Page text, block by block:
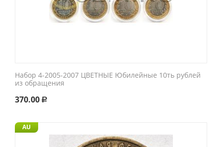
Набор 4-2005-2007 ЦВЕТНЫЕ Юбилейные 10ть рублей
из обращения
370.00 Р
AU